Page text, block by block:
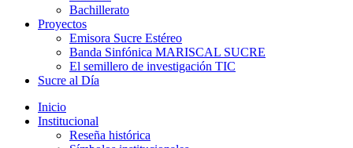
Bachillerato
Proyectos
Emisora Sucre Estéreo
Banda Sinfónica MARISCAL SUCRE
El semillero de investigación TIC
Sucre al Día
Inicio
Institucional
Reseña histórica